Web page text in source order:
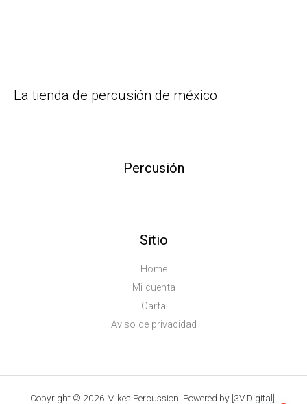
La tienda de percusión de méxico
Percusión
Sitio
Home
Mi cuenta
Carta
Aviso de privacidad
Copyright © 2026 Mikes Percussion. Powered by [3V Digital].